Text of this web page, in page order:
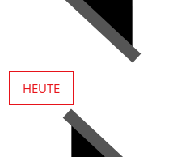
HEUTE